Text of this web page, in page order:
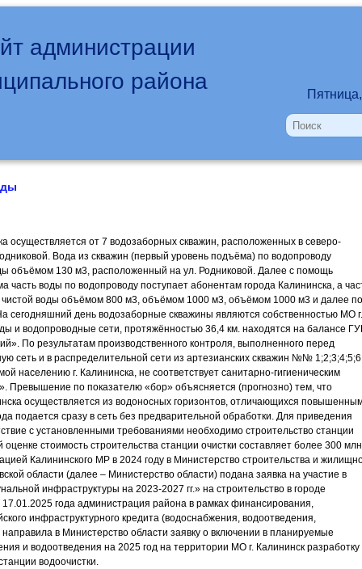
администрации
района
осуществляется от 7 водозаборных скважин, расположенных в северо-
Вода из скважин (первый уровень подъёма) по водопроводу
объёмом 130 м3, расположенный на ул. Родниковой. Далее с помощь
часть воды по водопроводу поступает абонентам города Калининска, а
чистой воды объёмом 800 м3, объёмом 1000 м3, объёмом 1000 м3 и далее по
сегодняшний день водозаборные скважины являются собственностью МО г.
и водопроводные сети, протяжённостью 36,4 км. находятся на балансе
По результатам производственного контроля, выполненного перед
сеть и в распределительной сети из артезианских скважин №№
населению г. Калининска, не соответствует санитарно-гигиеническим
Превышение по показателю «бор» объясняется (прогнозно) тем, что
осуществляется из водоносных горизонтов, отличающихся
подается сразу в сеть без предварительной обработки. Для приведения
с установленными требованиями необходимо строительство станции
стоимость строительства станции очистки составляет более 300
Калининского МР в 2024 году в Министерство строительства и
области (далее – Министерство области) подана заявка на участие в
инфраструктуры на 2023-2027 гг.» на строительство в городе
17.01.2025 года администрация района в рамках финансирования,
инфраструктурного кредита (водоснабжения, водоотведения,
в Министерство области заявку о включении в планируемые
и водоотведения на 2025 год на территории МО г. Калининск разработку
водоочистки.